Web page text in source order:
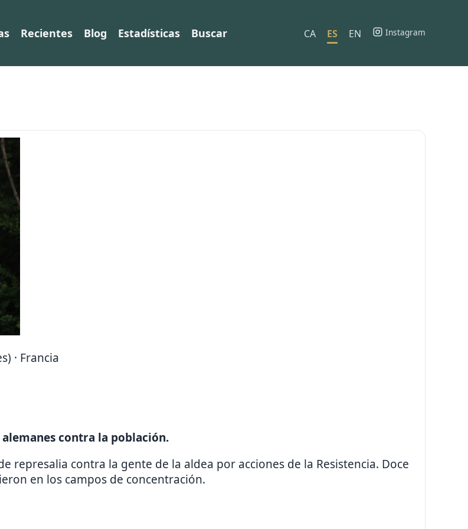
Recientes Blog Estadísticas Buscar CA ES EN Instagram
· Francia
alemanes contra la población.
represalia contra la gente de la aldea por acciones de la Resistencia. Doce
en los campos de concentración.